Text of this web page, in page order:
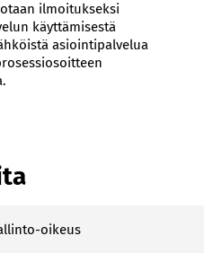
ilmoitukseksi
käyttämisestä
asiointipalvelua
oikeus